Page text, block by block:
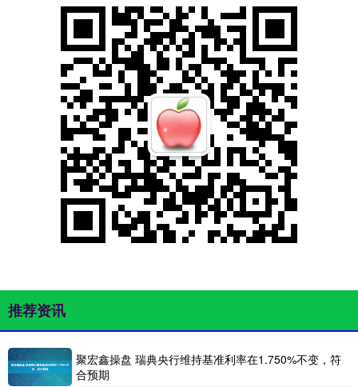
推荐资讯
聚宏鑫操盘 瑞典央行维持基准利率在1.750%不变，符
合预期